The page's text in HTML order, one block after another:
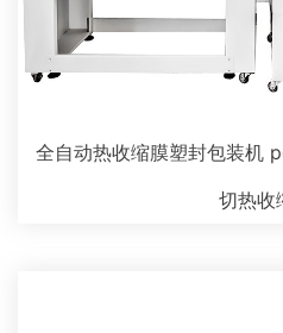
全自动热收缩膜塑封包装机
切热收